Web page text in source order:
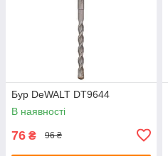
Бур DeWALT DT9644
В наявності
76 ₴ 96 ₴